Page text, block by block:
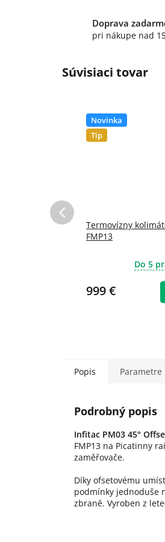
Doprava
pri nákupe nad
Súvisiaci tovar
Novinka
Tip
Termovízny
FMP13
Do 5
999 €
Popis Parametre
Podrobný popis
Infitac PM03 45°
FMP13 na Picatinny
zaměřovače.
Díky ofsetovému
podmínky jednoduše
zbraně. Vyroben z